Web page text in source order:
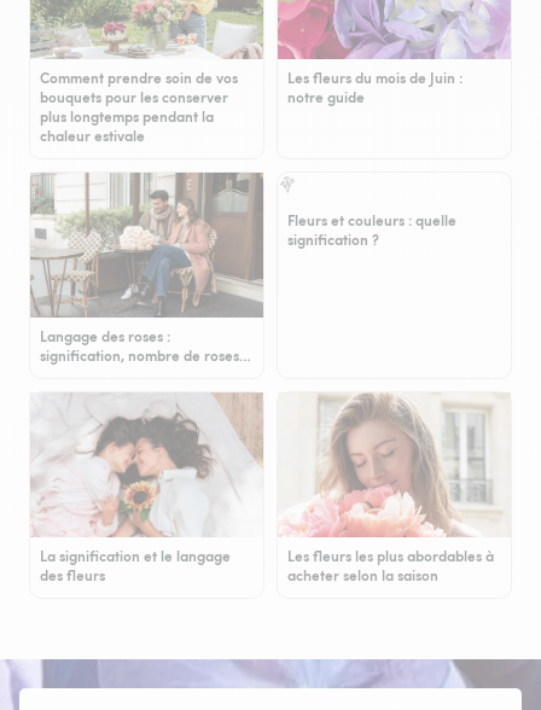
Comment prendre soin de vos
bouquets pour les conserver
plus longtemps pendant la
chaleur estivale
Les fleurs du mois de Juin :
notre guide
Langage des roses :
signification, nombre de roses…
Fleurs et couleurs : quelle
signification ?
La signification et le langage
des fleurs
Les fleurs les plus abordables à
acheter selon la saison